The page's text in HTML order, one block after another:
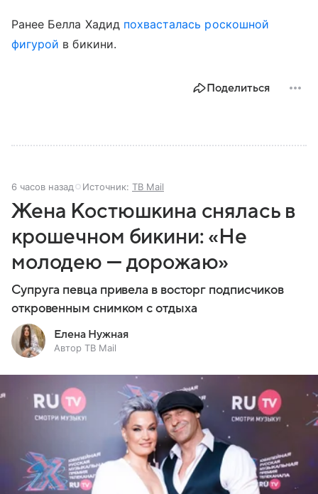
Ранее Белла Хадид похвасталась роскошной
фигурой в бикини.
Поделиться
6 часов назад Источник: ТВ Mail
Жена Костюшкина снялась в
крошечном бикини: «Не
молодею — дорожаю»
Супруга певца привела в восторг подписчиков
откровенным снимком с отдыха
Елена Нужная
Автор ТВ Mail